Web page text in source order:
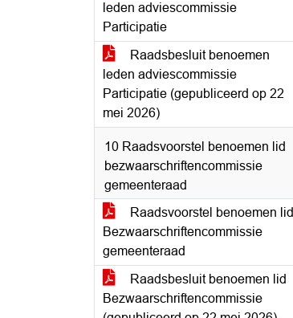
leden adviescommissie
Participatie
Raadsbesluit benoemen
leden adviescommissie
Participatie (gepubliceerd op 22
mei 2026)
10 Raadsvoorstel benoemen lid
bezwaarschriftencommissie
gemeenteraad
Raadsvoorstel benoemen lid
Bezwaarschriftencommissie
gemeenteraad
Raadsbesluit benoemen lid
Bezwaarschriftencommissie